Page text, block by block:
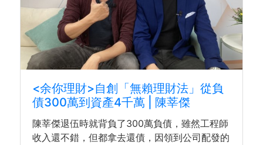
<余你理財>自創「無賴理財法」從負
債300萬到資產4千萬 | 陳莘傑
陳莘傑退伍時就背負了300萬負債，雖然工程師
收入還不錯，但都拿去還債，因領到公司配發的